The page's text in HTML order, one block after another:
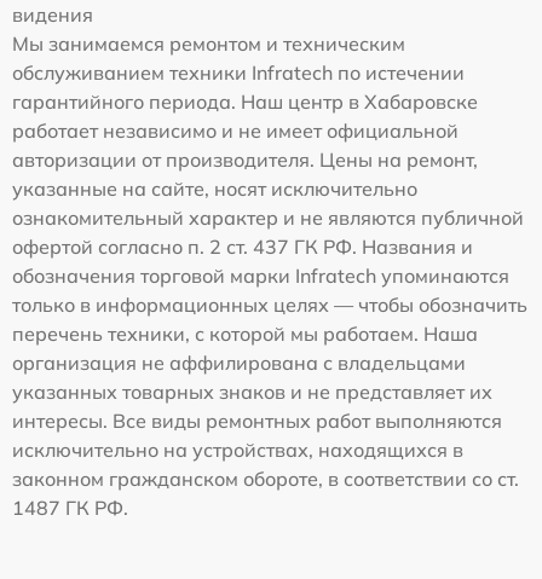
видения
Мы занимаемся ремонтом и техническим
обслуживанием техники Infratech по истечении
гарантийного периода. Наш центр в Хабаровске
работает независимо и не имеет официальной
авторизации от производителя. Цены на ремонт,
указанные на сайте, носят исключительно
ознакомительный характер и не являются публичной
офертой согласно п. 2 ст. 437 ГК РФ. Названия и
обозначения торговой марки Infratech упоминаются
только в информационных целях — чтобы обозначить
перечень техники, с которой мы работаем. Наша
организация не аффилирована с владельцами
указанных товарных знаков и не представляет их
интересы. Все виды ремонтных работ выполняются
исключительно на устройствах, находящихся в
законном гражданском обороте, в соответствии со ст.
1487 ГК РФ.